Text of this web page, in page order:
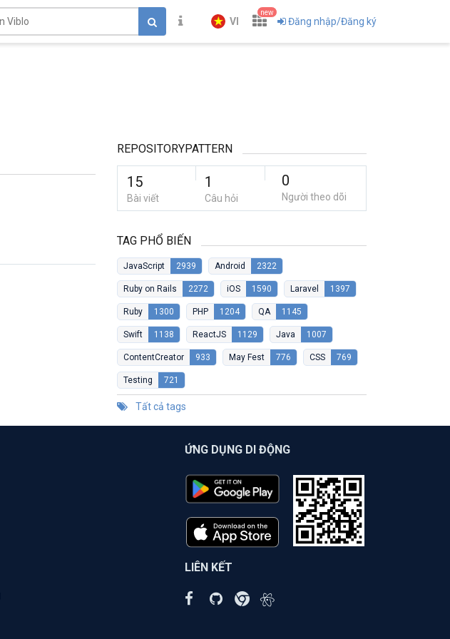
VI
new
Đăng nhập/Đăng ký
REPOSITORYPATTERN
15
Bài viết
1
Câu hỏi
0
Người theo dõi
TAG PHỔ BIẾN
JavaScript 2939 Android 2322
Ruby on Rails 2272 iOS 1590 Laravel 1397
Ruby 1300 PHP 1204 QA 1145
Swift 1138 ReactJS 1129 Java 1007
ContentCreator 933 May Fest 776 CSS 769
Testing 721
Tất cả tags
ỨNG DỤNG DI ĐỘNG
LIÊN KẾT